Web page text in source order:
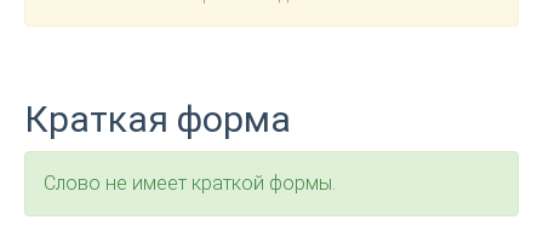
Краткая форма
Слово не имеет краткой формы.